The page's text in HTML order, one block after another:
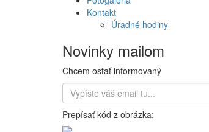
Kontakt
Úradné hodiny
Novinky mailom
Chcem ostať informovaný
Prepísať kód z obrázka: